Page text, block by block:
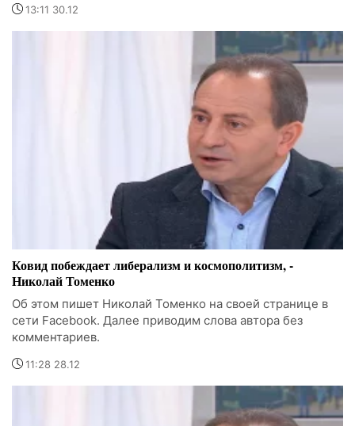
13:11 30.12
Ковид побеждает либерализм и космополитизм, -
Николай Томенко
Об этом пишет Николай Томенко на своей странице в
сети Facebook. Далее приводим слова автора без
комментариев.
11:28 28.12